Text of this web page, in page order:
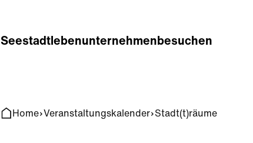
Seestadtlebenunternehmenbesuchen
Home Veranstaltungskalender Stadt(t)räume